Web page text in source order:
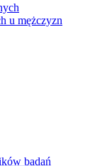
u mężczyzn
badań